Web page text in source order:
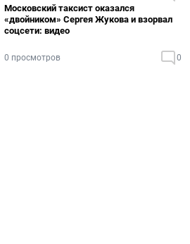
Московский таксист оказался
«двойником» Сергея Жукова и взорвал
соцсети: видео
0 просмотров 0